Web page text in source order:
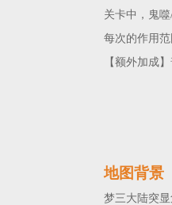
关卡中，鬼
每次的作用
【额外加成
地图背景
梦三大陆突